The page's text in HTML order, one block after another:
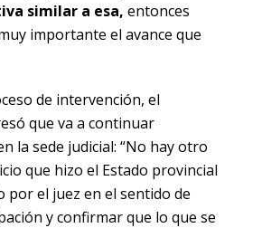
similar a esa, entonces
importante el avance que
de intervención, el
que va a continuar
la sede judicial: “No hay otro
que hizo el Estado provincial
por el juez en el sentido de
y confirmar que lo que se